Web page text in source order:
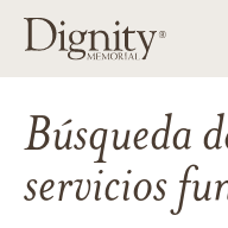
Búsqueda
servicios